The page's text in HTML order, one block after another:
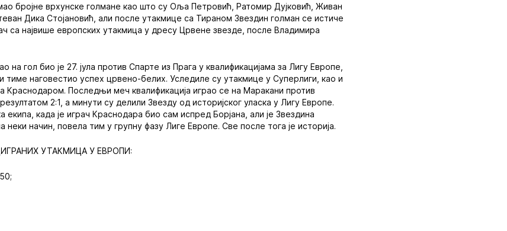
бројне врхунске голмане као што су Оља Петровић, Ратомир Дујковић, Живан
Дика Стојановић, али после утакмице са Тираном Звездин голман се истиче
са највише европских утакмица у дресу Црвене звезде, после Владимира
на гол био је 27. јула против Спарте из Прага у квалификацијама за Лигу Европе,
тиме наговестио успех црвено-белих. Уследиле су утакмице у Суперлиги, као и
Краснодаром. Последњи меч квалификација играо се на Маракани против
2:1, а минути су делили Звезду од историјског уласка у Лигу Европе.
екипа, када је играч Краснодара био сам испред Борјана, али је Звездина
неки начин, повела тим у групну фазу Лиге Европе. Све после тога је историја.
УТАКМИЦА У ЕВРОПИ: